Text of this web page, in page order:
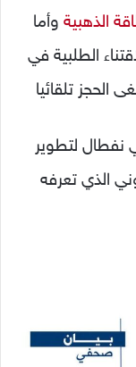
الذهبية وأما
الطلبية في
لتطوير
الذي تعرفه